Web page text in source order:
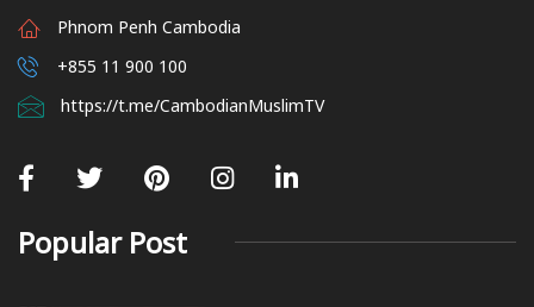
Phnom Penh Cambodia
+855 11 900 100
https://t.me/CambodianMuslimTV
Popular Post